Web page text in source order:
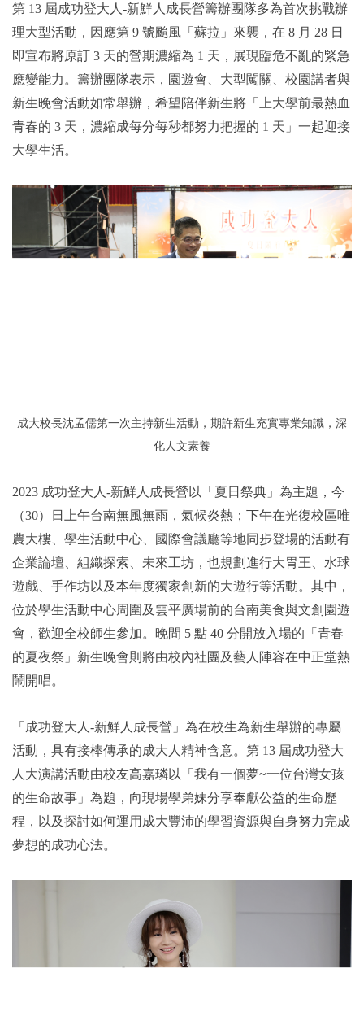
第 13 屆成功登大人-新鮮人成長營籌辦團隊多為首次挑戰辦
理大型活動，因應第 9 號颱風「蘇拉」來襲，在 8 月 28 日
即宣布將原訂 3 天的營期濃縮為 1 天，展現臨危不亂的緊急
應變能力。籌辦團隊表示，園遊會、大型闖關、校園講者與
新生晚會活動如常舉辦，希望陪伴新生將「上大學前最熱血
青春的 3 天，濃縮成每分每秒都努力把握的 1 天」一起迎接
大學生活。
成大校長沈孟儒第一次主持新生活動，期許新生充實專業知識，深
化人文素養
2023 成功登大人-新鮮人成長營以「夏日祭典」為主題，今
（30）日上午台南無風無雨，氣候炎熱；下午在光復校區唯
農大樓、學生活動中心、國際會議廳等地同步登場的活動有
企業論壇、組織探索、未來工坊，也規劃進行大胃王、水球
遊戲、手作坊以及本年度獨家創新的大遊行等活動。其中，
位於學生活動中心周圍及雲平廣場前的台南美食與文創園遊
會，歡迎全校師生參加。晚間 5 點 40 分開放入場的「青春
的夏夜祭」新生晚會則將由校內社團及藝人陣容在中正堂熱
鬧開唱。
「成功登大人-新鮮人成長營」為在校生為新生舉辦的專屬
活動，具有接棒傳承的成大人精神含意。第 13 屆成功登大
人大演講活動由校友高嘉璘以「我有一個夢~一位台灣女孩
的生命故事」為題，向現場學弟妹分享奉獻公益的生命歷
程，以及探討如何運用成大豐沛的學習資源與自身努力完成
夢想的成功心法。